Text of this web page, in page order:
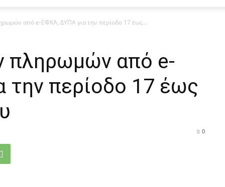
από e-ΕΦΚΑ, ΔΥΠΑ για την περίοδο 17 έως...
πληρωμών από e-
περίοδο 17 έως
0